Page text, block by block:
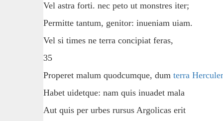
Vel astra forti. nec peto ut monstres iter;
Permitte tantum, genitor: inueniam uiam.
Vel si times ne terra concipiat feras,
35
Properet malum quodcumque, dum terra
Habet uidetque: nam quis inuadet mala
Aut quis per urbes rursus Argolicas erit